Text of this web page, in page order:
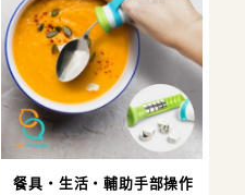
餐具・生活・輔助手部操作